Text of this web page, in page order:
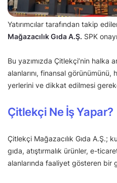
Yatırımcılar tarafından takip
Mağazacılık Gıda A.Ş. SPK
Bu yazımızda Çitlekçi’nin
alanlarını, finansal görünümünü,
yerlerini ve dikkat edilmesi
Çitlekçi Ne İş Yapar?
Çitlekçi Mağazacılık Gıda A.Ş.;
gıda, atıştırmalık ürünler, e-
alanlarında faaliyet gösteren bir